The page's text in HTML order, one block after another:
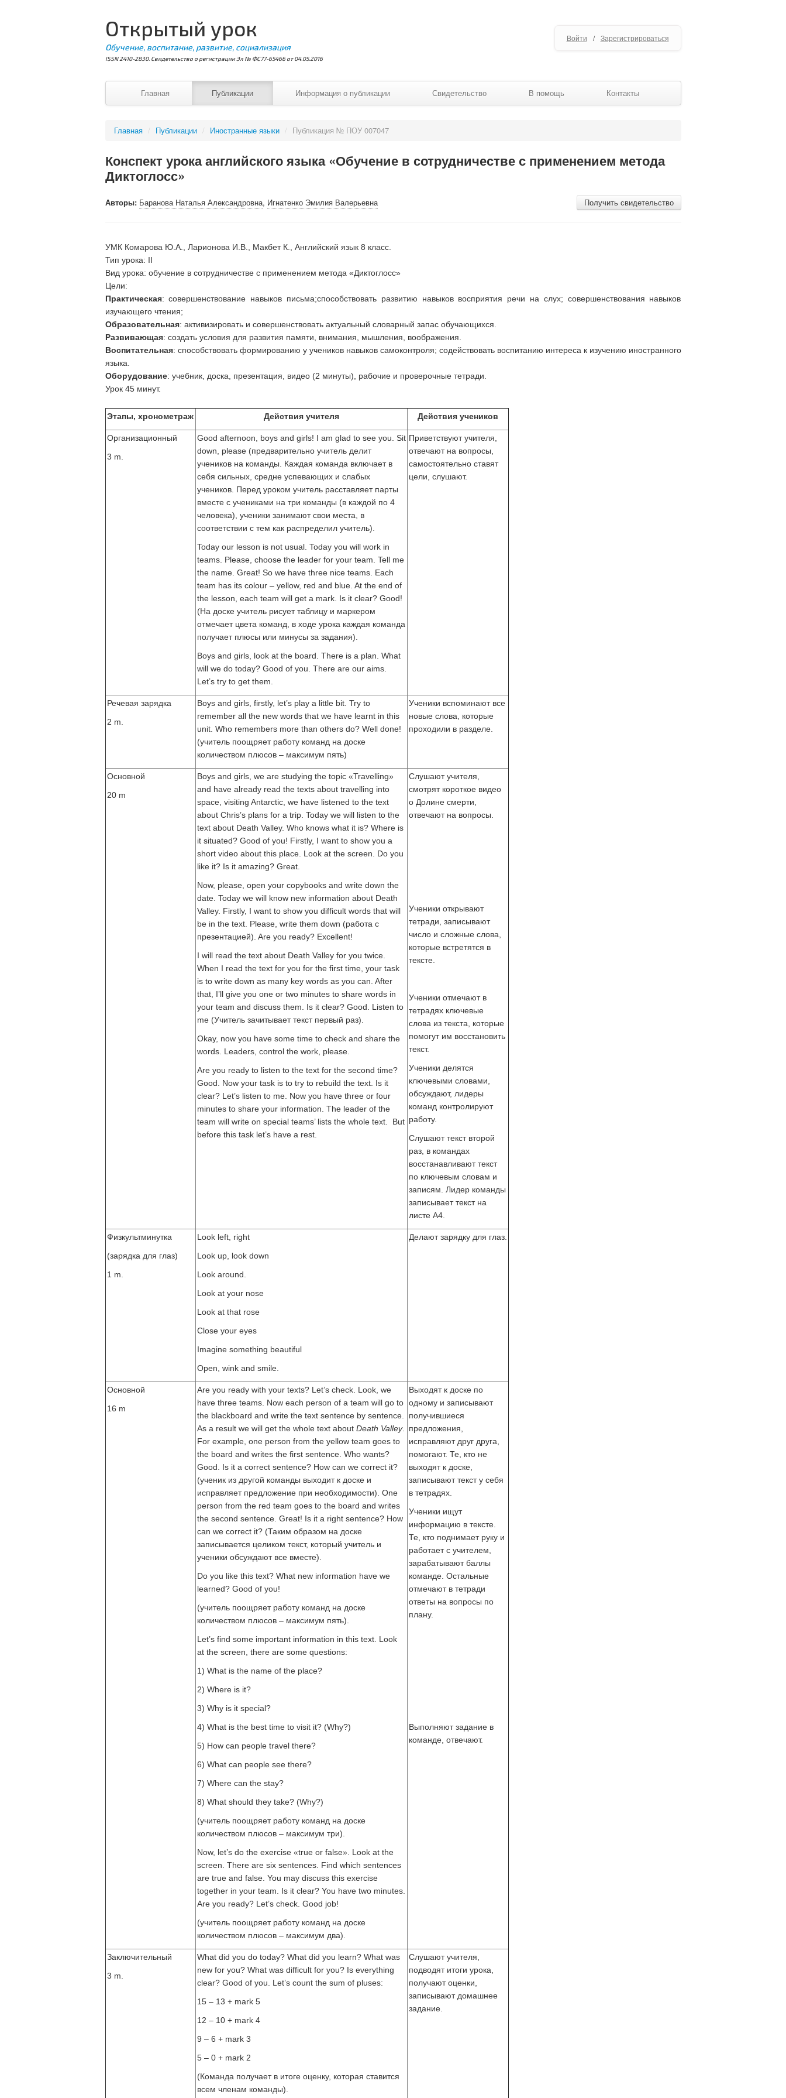
Открытый урок
Обучение, воспитание, развитие, социализация
ISSN 2410-2830. Свидетельство о регистрации Эл № ФС77-65466 от 04.05.2016
Войти / Зарегистрироваться
Главная Публикации Информация о публикации Свидетельство В помощь Контакты
Главная / Публикации / Иностранные языки / Публикация № ПОУ 007047
Конспект урока английского языка «Обучение в сотрудничестве с применением метода
Диктоглосс»
Получить свидетельство
Авторы: Баранова Наталья Александровна, Игнатенко Эмилия Валерьевна
УМК Комарова Ю.А., Ларионова И.В., Макбет К., Английский язык 8 класс.
Тип урока: II
Вид урока: обучение в сотрудничестве с применением метода «Диктоглосс»
Цели:
Практическая: совершенствование навыков письма;способствовать развитию навыков восприятия речи на слух; совершенствования навыков
изучающего чтения;
Образовательная: активизировать и совершенствовать актуальный словарный запас обучающихся.
Развивающая: создать условия для развития памяти, внимания, мышления, воображения.
Воспитательная: способствовать формированию у учеников навыков самоконтроля; содействовать воспитанию интереса к изучению иностранного
языка.
Оборудование: учебник, доска, презентация, видео (2 минуты), рабочие и проверочные тетради.
Урок 45 минут.
Этапы, хронометраж Действия учителя Действия учеников
Организационный
3 m.
Good afternoon, boys and girls! I am glad to see you. Sit
down, please (предварительно учитель делит
учеников на команды. Каждая команда включает в
себя сильных, средне успевающих и слабых
учеников. Перед уроком учитель расставляет парты
вместе с учениками на три команды (в каждой по 4
человека), ученики занимают свои места, в
соответствии с тем как распределил учитель).
Today our lesson is not usual. Today you will work in
teams. Please, choose the leader for your team. Tell me
the name. Great! So we have three nice teams. Each
team has its colour – yellow, red and blue. At the end of
the lesson, each team will get a mark. Is it clear? Good!
(На доске учитель рисует таблицу и маркером
отмечает цвета команд, в ходе урока каждая команда
получает плюсы или минусы за задания).
Boys and girls, look at the board. There is a plan. What
will we do today? Good of you. There are our aims.
Let’s try to get them.
Приветствуют учителя,
отвечают на вопросы,
самостоятельно ставят
цели, слушают.
Речевая зарядка
2 m.
Boys and girls, firstly, let’s play a little bit. Try to
remember all the new words that we have learnt in this
unit. Who remembers more than others do? Well done!
(учитель поощряет работу команд на доске
количеством плюсов – максимум пять)
Ученики вспоминают все
новые слова, которые
проходили в разделе.
Основной
20 m
Boys and girls, we are studying the topic «Travelling»
and have already read the texts about travelling into
space, visiting Antarctic, we have listened to the text
about Chris’s plans for a trip. Today we will listen to the
text about Death Valley. Who knows what it is? Where is
it situated? Good of you! Firstly, I want to show you a
short video about this place. Look at the screen. Do you
like it? Is it amazing? Great.
Now, please, open your copybooks and write down the
date. Today we will know new information about Death
Valley. Firstly, I want to show you difficult words that will
be in the text. Please, write them down (работа с
презентацией). Are you ready? Excellent!
I will read the text about Death Valley for you twice.
When I read the text for you for the first time, your task
is to write down as many key words as you can. After
that, I’ll give you one or two minutes to share words in
your team and discuss them. Is it clear? Good. Listen to
me (Учитель зачитывает текст первый раз).
Okay, now you have some time to check and share the
words. Leaders, control the work, please.
Are you ready to listen to the text for the second time?
Good. Now your task is to try to rebuild the text. Is it
clear? Let’s listen to me. Now you have three or four
minutes to share your information. The leader of the
team will write on special teams’ lists the whole text. But
before this task let’s have a rest.
Слушают учителя,
смотрят короткое видео
о Долине смерти,
отвечают на вопросы.
Ученики открывают
тетради, записывают
число и сложные слова,
которые встретятся в
тексте.
Ученики отмечают в
тетрадях ключевые
слова из текста, которые
помогут им восстановить
текст.
Ученики делятся
ключевыми словами,
обсуждают, лидеры
команд контролируют
работу.
Слушают текст второй
раз, в командах
восстанавливают текст
по ключевым словам и
записям. Лидер команды
записывает текст на
листе А4.
Физкультминутка
(зарядка для глаз)
1 m.
Look left, right
Look up, look down
Look around.
Look at your nose
Look at that rose
Close your eyes
Imagine something beautiful
Open, wink and smile.
Делают зарядку для глаз.
Основной
16 m
Are you ready with your texts? Let’s check. Look, we
have three teams. Now each person of a team will go to
the blackboard and write the text sentence by sentence.
As a result we will get the whole text about Death Valley.
For example, one person from the yellow team goes to
the board and writes the first sentence. Who wants?
Good. Is it a correct sentence? How can we correct it?
(ученик из другой команды выходит к доске и
исправляет предложение при необходимости). One
person from the red team goes to the board and writes
the second sentence. Great! Is it a right sentence? How
can we correct it? (Таким образом на доске
записывается целиком текст, который учитель и
ученики обсуждают все вместе).
Do you like this text? What new information have we
learned? Good of you!
(учитель поощряет работу команд на доске
количеством плюсов – максимум пять).
Let’s find some important information in this text. Look
at the screen, there are some questions:
1) What is the name of the place?
2) Where is it?
3) Why is it special?
4) What is the best time to visit it? (Why?)
5) How can people travel there?
6) What can people see there?
7) Where can the stay?
8) What should they take? (Why?)
(учитель поощряет работу команд на доске
количеством плюсов – максимум три).
Now, let’s do the exercise «true or false». Look at the
screen. There are six sentences. Find which sentences
are true and false. You may discuss this exercise
together in your team. Is it clear? You have two minutes.
Are you ready? Let’s check. Good job!
(учитель поощряет работу команд на доске
количеством плюсов – максимум два).
Выходят к доске по
одному и записывают
получившиеся
предложения,
исправляют друг друга,
помогают. Те, кто не
выходят к доске,
записывают текст у себя
в тетрадях.
Ученики ищут
информацию в тексте.
Те, кто поднимает руку и
работает с учителем,
зарабатывают баллы
команде. Остальные
отмечают в тетради
ответы на вопросы по
плану.
Выполняют задание в
команде, отвечают.
Заключительный
3 m.
What did you do today? What did you learn? What was
new for you? What was difficult for you? Is everything
clear? Good of you. Let’s count the sum of pluses:
15 – 13 + mark 5
12 – 10 + mark 4
9 – 6 + mark 3
5 – 0 + mark 2
(Команда получает в итоге оценку, которая ставится
всем членам команды).
Слушают учителя,
подводят итоги урока,
получают оценки,
записывают домашнее
задание.